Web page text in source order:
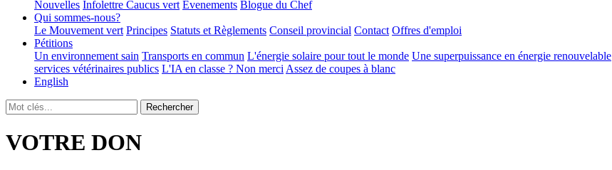
Nouvelles Infolettre Caucus vert Évenements Blogue du Chef
Qui sommes-nous?
Le Mouvement vert Principes Statuts et Règlements Conseil provincial Contact Offres d'emploi
Pétitions
Un environnement sain Transports en commun L'énergie solaire pour tout le monde Une superpuissance en énergie renouvelable
services vétérinaires publics L'IA en classe ? Non merci Assez de coupes à blanc
English
VOTRE DON